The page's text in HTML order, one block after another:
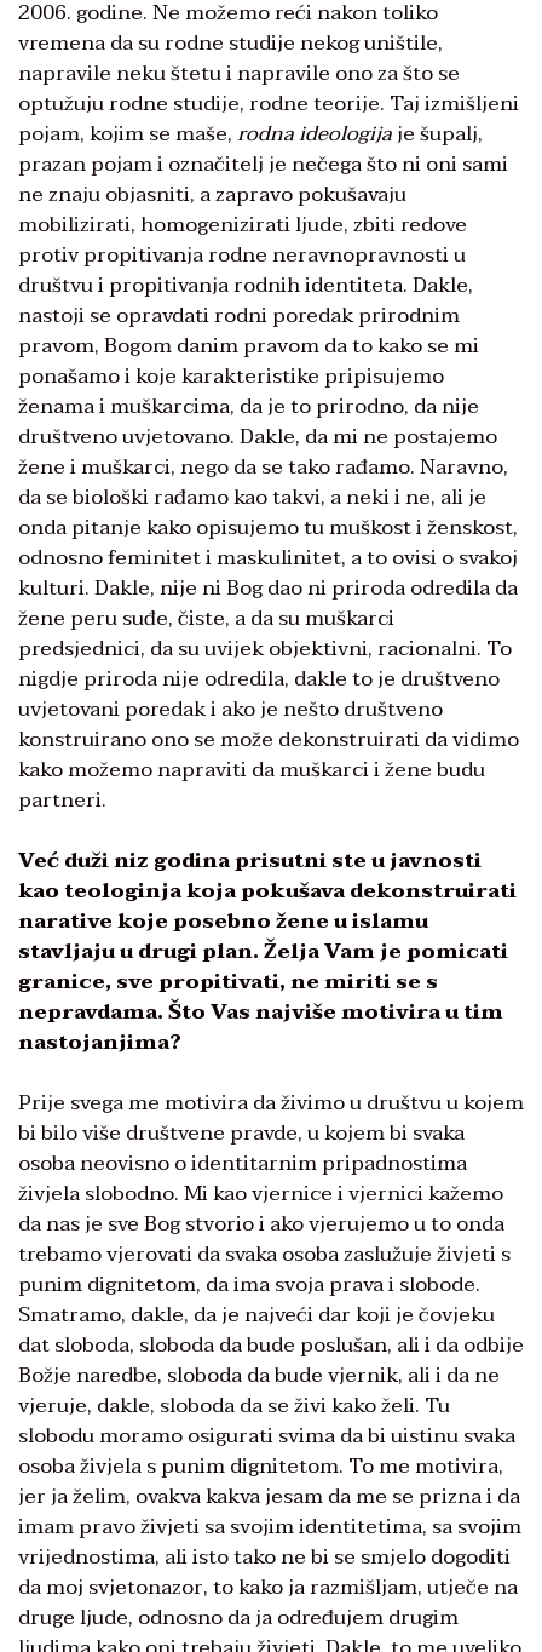
2006. godine. Ne možemo reći nakon toliko
vremena da su rodne studije nekog uništile,
napravile neku štetu i napravile ono za što se
optužuju rodne studije, rodne teorije. Taj izmišljeni
pojam, kojim se maše,rodna ideologijaje šupalj,
prazan pojam i označitelj je nečega što ni oni sami
ne znaju objasniti, a zapravo pokušavaju
mobilizirati, homogenizirati ljude, zbiti redove
protiv propitivanja rodne neravnopravnosti u
društvu i propitivanja rodnih identiteta. Dakle,
nastoji se opravdati rodni poredak prirodnim
pravom, Bogom danim pravom da to kako se mi
ponašamo i koje karakteristike pripisujemo
ženama i muškarcima, da je to prirodno, da nije
društveno uvjetovano. Dakle, da mi ne postajemo
žene i muškarci, nego da se tako rađamo. Naravno,
da se biološki rađamo kao takvi, a neki i ne, ali je
onda pitanje kako opisujemo tu muškost i ženskost,
odnosno feminitet i maskulinitet, a to ovisi o svakoj
kulturi. Dakle, nije ni Bog dao ni priroda odredila da
žene peru suđe, čiste, a da su muškarci
predsjednici, da su uvijek objektivni, racionalni. To
nigdje priroda nije odredila, dakle to je društveno
uvjetovani poredak i ako je nešto društveno
konstruirano ono se može dekonstruirati da vidimo
kako možemo napraviti da muškarci i žene budu
partneri.
Već duži niz godina prisutni ste u javnosti
kao teologinja koja pokušava dekonstruirati
narative koje posebno žene u islamu
stavljaju u drugi plan. Želja Vam je pomicati
granice, sve propitivati, ne miriti se s
nepravdama. Što Vas najviše motivira u tim
nastojanjima?
Prije svega me motivira da živimo u društvu u kojem
bi bilo više društvene pravde, u kojem bi svaka
osoba neovisno o identitarnim pripadnostima
živjela slobodno. Mi kao vjernice i vjernici kažemo
da nas je sve Bog stvorio i ako vjerujemo u to onda
trebamo vjerovati da svaka osoba zaslužuje živjeti s
punim dignitetom, da ima svoja prava i slobode.
Smatramo, dakle, da je najveći dar koji je čovjeku
dat sloboda, sloboda da bude poslušan, ali i da odbije
Božje naredbe, sloboda da bude vjernik, ali i da ne
vjeruje, dakle, sloboda da se živi kako želi. Tu
slobodu moramo osigurati svima da bi uistinu svaka
osoba živjela s punim dignitetom. To me motivira,
jer ja želim, ovakva kakva jesam da me se prizna i da
imam pravo živjeti sa svojim identitetima, sa svojim
vrijednostima, ali isto tako ne bi se smjelo dogoditi
da moj svjetonazor, to kako ja razmišljam, utječe na
druge ljude, odnosno da ja određujem drugim